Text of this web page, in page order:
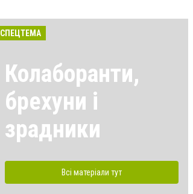
СПЕЦТЕМА
Колаборанти,
брехуни і
зрадники
Всі матеріали тут